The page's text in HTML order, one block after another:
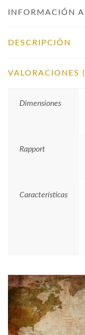
INFORMACIÓN
DESCRIPCIÓN
VALORACIONES
Dimensiones
Rapport
Características